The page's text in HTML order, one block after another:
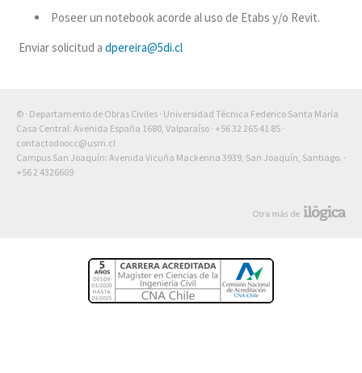
Poseer un notebook acorde al uso de Etabs y/o Revit.
Enviar solicitud a dpereira@5di.cl
© · Departamento de Obras Civiles · Universidad Técnica Federico Santa María
Casa Central: Avenida España 1680, Valparaíso · +56 32 265 41 85 ·
contactodoocc@usm.cl
Campus San Joaquín: Avenida Vicuña Mackenna 3939, San Joaquín, Santiago. ·
+56 2 4326609